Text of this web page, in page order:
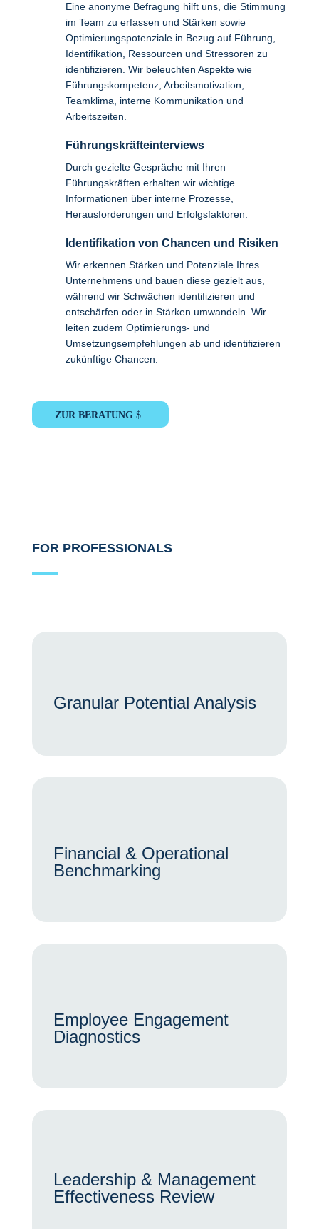
Eine anonyme Befragung hilft uns, die Stimmung
im Team zu erfassen und Stärken sowie
Optimierungspotenziale in Bezug auf Führung,
Identifikation, Ressourcen und Stressoren zu
identifizieren. Wir beleuchten Aspekte wie
Führungskompetenz, Arbeitsmotivation,
Teamklima, interne Kommunikation und
Arbeitszeiten.
Führungskräfteinterviews
Durch gezielte Gespräche mit Ihren
Führungskräften erhalten wir wichtige
Informationen über interne Prozesse,
Herausforderungen und Erfolgsfaktoren.
Identifikation von Chancen und Risiken
Wir erkennen Stärken und Potenziale Ihres
Unternehmens und bauen diese gezielt aus,
während wir Schwächen identifizieren und
entschärfen oder in Stärken umwandeln. Wir
leiten zudem Optimierungs- und
Umsetzungsempfehlungen ab und identifizieren
zukünftige Chancen.
ZUR BERATUNG
FOR PROFESSIONALS
Granular Potential Analysis
Financial & Operational
Benchmarking
Employee Engagement
Diagnostics
Leadership & Management
Effectiveness Review